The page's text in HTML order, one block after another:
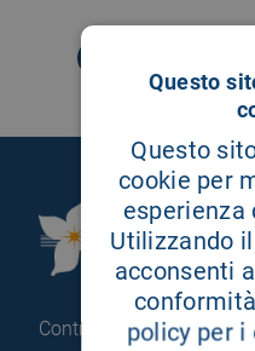
G.Giglio di
Contrada Pietrapollastra
Questo
Questo
cookie per
esperienza
Utilizzando
acconsenti
policy per i